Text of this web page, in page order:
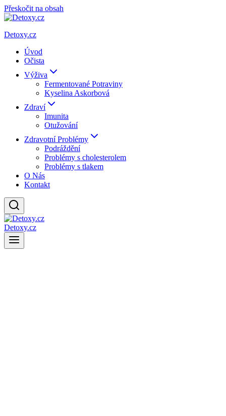
Přeskočit na obsah
Detoxy.cz
Úvod
Očista
Výživa
Fermentované Potraviny
Kyselina Askorbová
Zdraví
Imunita
Otužování
Zdravotní Problémy
Podráždění
Problémy s cholesterolem
Problémy s tlakem
O Nás
Kontakt
Detoxy.cz